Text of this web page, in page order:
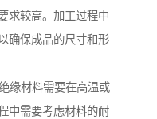
求较高。加工过程中
确保成品的尺寸和形
缘材料需要在高温或
中需要考虑材料的耐